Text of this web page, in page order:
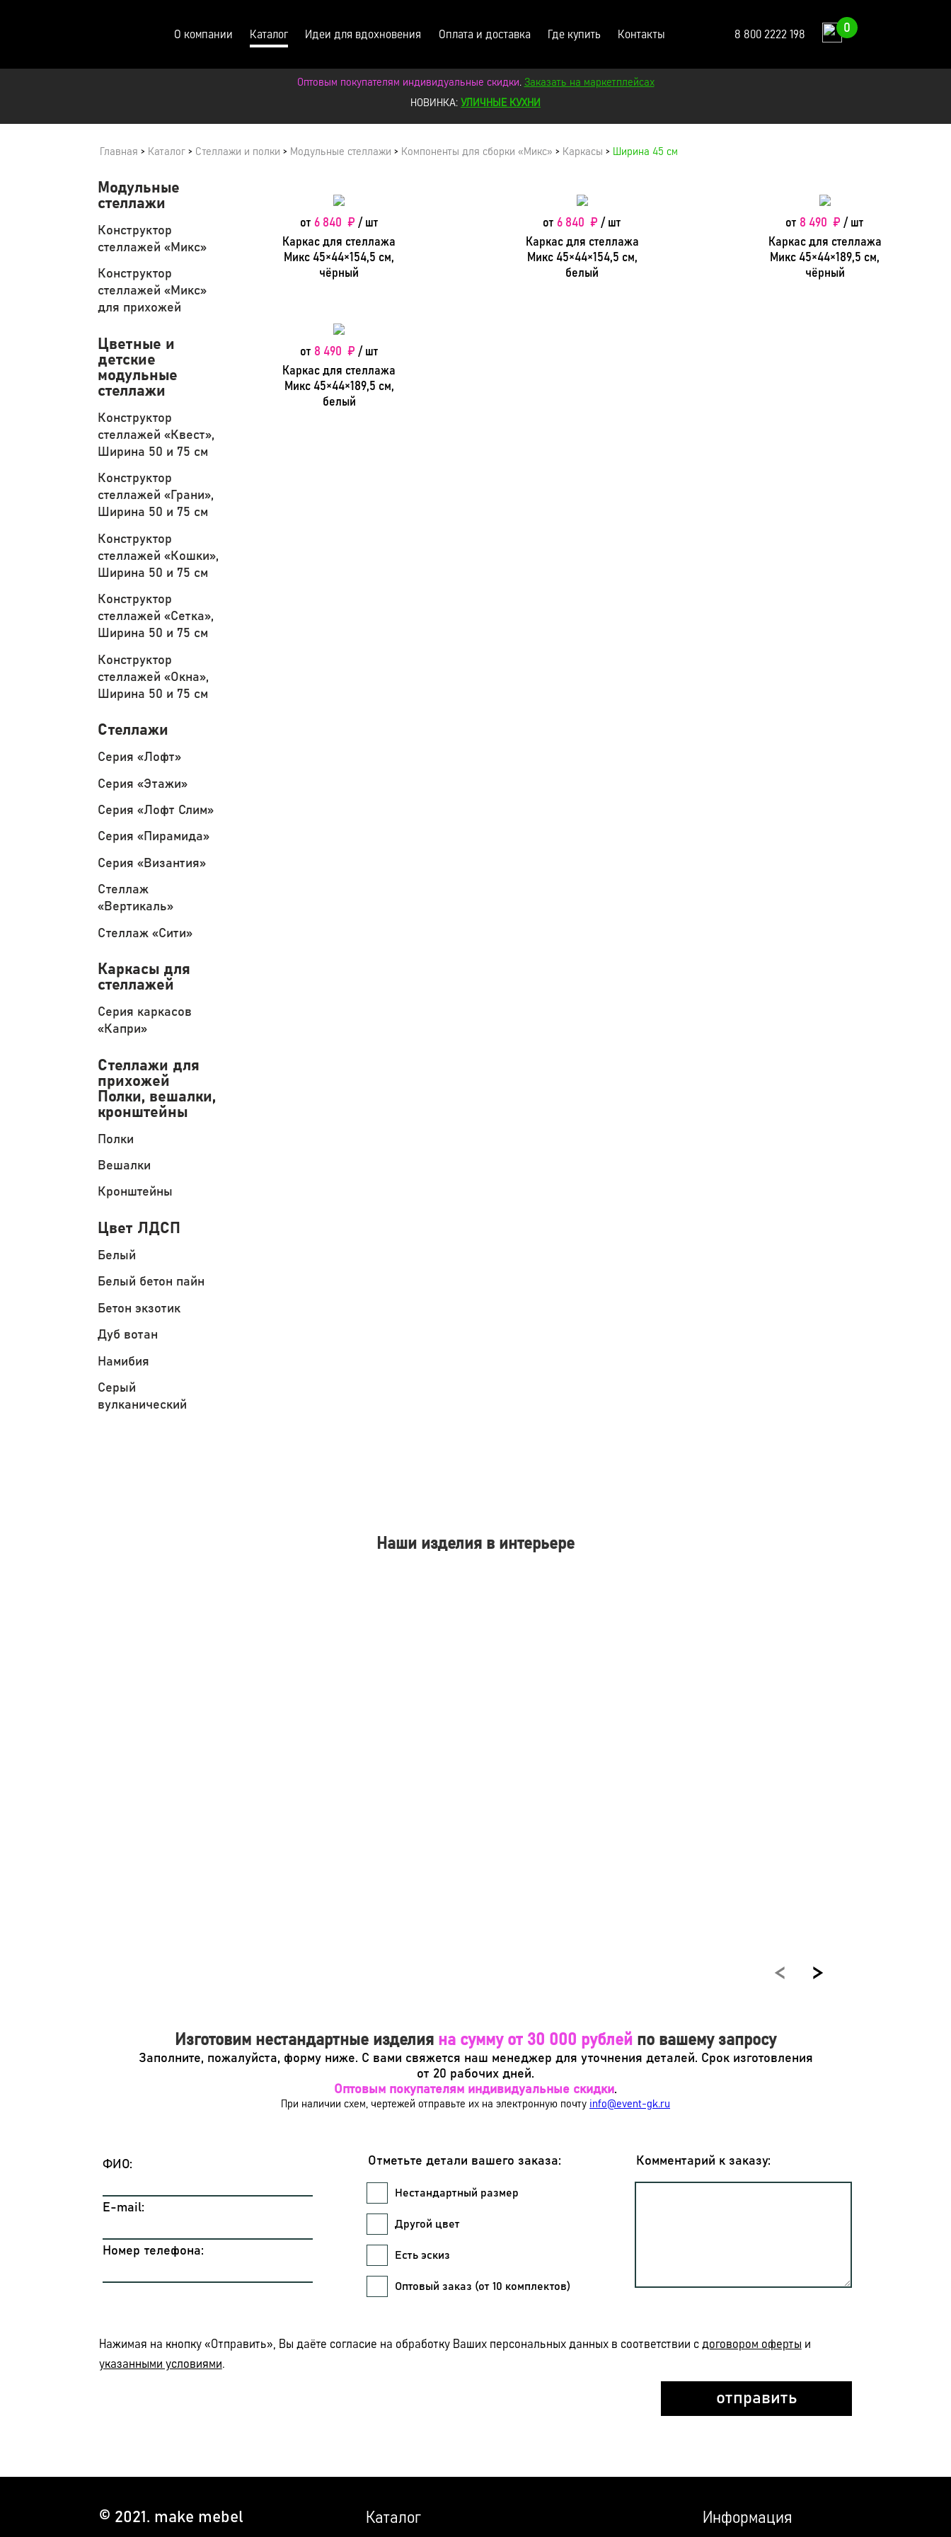
О компании Каталог Идеи для вдохновения Оплата и доставка Где купить Контакты 8 800 2222 198 0
Оптовым покупателям индивидуальные скидки. Заказать на маркетплейсах
НОВИНКА: УЛИЧНЫЕ КУХНИ
Главная > Каталог > Стеллажи и полки > Модульные стеллажи > Компоненты для сборки «Микс» > Каркасы > Ширина 45 см
Модульные
стеллажи
Конструктор
стеллажей «Микс»
Конструктор
стеллажей «Микс»
для прихожей
Цветные и
детские
модульные
стеллажи
Конструктор
стеллажей «Квест»,
Ширина 50 и 75 см
Конструктор
стеллажей «Грани»,
Ширина 50 и 75 см
Конструктор
стеллажей «Кошки»,
Ширина 50 и 75 см
Конструктор
стеллажей «Сетка»,
Ширина 50 и 75 см
Конструктор
стеллажей «Окна»,
Ширина 50 и 75 см
Стеллажи
Серия «Лофт»
Серия «Этажи»
Серия «Лофт Слим»
Серия «Пирамида»
Серия «Византия»
Стеллаж
«Вертикаль»
Стеллаж «Сити»
Каркасы для
стеллажей
Серия каркасов
«Капри»
Стеллажи для
прихожей
Полки, вешалки,
кронштейны
Полки
Вешалки
Кронштейны
Цвет ЛДСП
Белый
Белый бетон пайн
Бетон экзотик
Дуб вотан
Намибия
Серый
вулканический
Карточки товаров
от 6 840 ₽ / шт
Каркас для стеллажа
Микс 45×44×154,5 см,
чёрный
от6 840 ₽/ шт
Каркас для стеллажа
Микс 45×44×154,5 см,
белый
от 8 490 ₽/ шт
Каркас для стеллажа
Микс 45×44×189,5 см,
чёрный
от 8 490 ₽ / шт
Каркас для стеллажа
Микс 45×44×189,5 см,
белый
Наши изделия в интерьере
Изготовим нестандартные изделия на сумму от 30 000 рублей по вашему запросу
Заполните, пожалуйста, форму ниже. С вами свяжется наш менеджер для уточнения деталей. Срок изготовления
от 20 рабочих дней.
Оптовым покупателям индивидуальные скидки.
При наличии схем, чертежей отправьте их на электронную почту info@event-gk.ru
ФИО:
E-mail:
Номер телефона:
Отметьте детали вашего заказа:
Нестандартный размер
Другой цвет
Есть эскиз
Оптовый заказ (от 10 комплектов)
Комментарий к заказу:
Нажимая на кнопку «Отправить», Вы даёте согласие на обработку Ваших персональных данных в соответствии с договором оферты и
указанными условиями.
© 2021. make mebel Каталог Информация